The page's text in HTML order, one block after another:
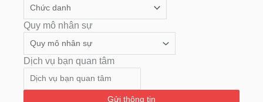
Quy mô nhân sự
Dịch vụ bạn quan tâm
Gửi thông tin